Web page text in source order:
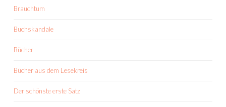
Brauchtum
Buchskandale
Bücher
Bücher aus dem Lesekreis
Der schönste erste Satz